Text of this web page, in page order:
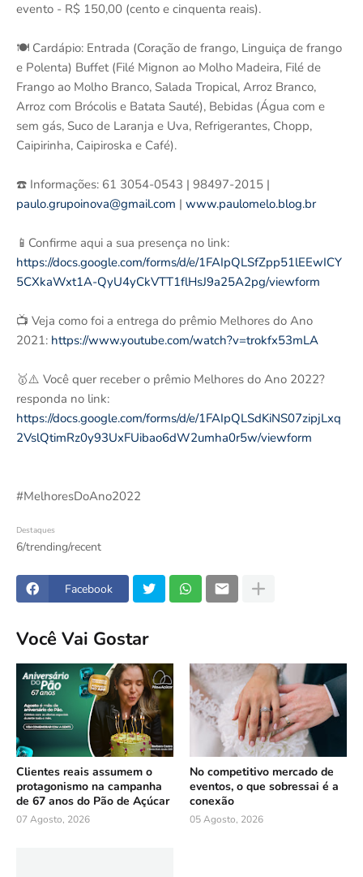
evento - R$ 150,00 (cento e cinquenta reais).
🍽️ Cardápio: Entrada (Coração de frango, Linguiça de frango
e Polenta) Buffet (Filé Mignon ao Molho Madeira, Filé de
Frango ao Molho Branco, Salada Tropical, Arroz Branco,
Arroz com Brócolis e Batata Sauté), Bebidas (Água com e
sem gás, Suco de Laranja e Uva, Refrigerantes, Chopp,
Caipirinha, Caipiroska e Café).
☎️ Informações: 61 3054-0543 | 98497-2015 |
paulo.grupoinova@gmail.com | www.paulomelo.blog.br
📱Confirme aqui a sua presença no link:
https://docs.google.com/forms/d/e/1FAIpQLSfZpp51lEEwICY
5CXkaWxt1A-QyU4yCkVTT1flHsJ9a25A2pg/viewform
📺 Veja como foi a entrega do prêmio Melhores do Ano
2021: https://www.youtube.com/watch?v=trokfx53mLA
🥇⚠️ Você quer receber o prêmio Melhores do Ano 2022?
responda no link:
https://docs.google.com/forms/d/e/1FAIpQLSdKiNS07zipjLxq
2VslQtimRz0y93UxFUibao6dW2umha0r5w/viewform
#MelhoresDoAno2022
Destaques
6/trending/recent
Facebook
Você Vai Gostar
Clientes reais assumem o
protagonismo na campanha
de 67 anos do Pão de Açúcar
07 Agosto, 2026
No competitivo mercado de
eventos, o que sobressai é a
conexão
05 Agosto, 2026